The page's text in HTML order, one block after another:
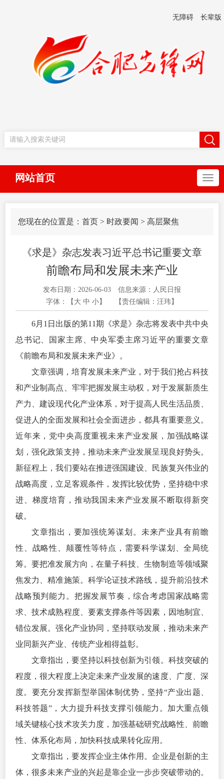
无障碍 长辈版
网站首页
您现在的位置是： 首页 > 时政要闻 > 高层聚焦
《求是》杂志发表习近平总书记重要文章
前瞻布局和发展未来产业
发布日期：2026-06-03
信息来源：人民日报
字体：【 大 中 小 】 【责任编辑：汪玮】
6月1日出版的第11期《求是》杂志将发表中共中央
总书记、国家主席、中央军委主席习近平的重要文章
《前瞻布局和发展未来产业》。
文章强调，培育发展未来产业，对于我们抢占科技
和产业制高点、牢牢把握发展主动权，对于发展新质生
产力、建设现代化产业体系，对于提高人民生活品质、
促进人的全面发展和社会全面进步，都具有重要意义。
近年来，党中央高度重视未来产业发展，加强战略谋
划，强化政策支持，推动未来产业发展呈现良好势头。
新征程上，我们要站在推进强国建设、民族复兴伟业的
战略高度，立足客观条件，发挥比较优势，坚持稳中求
进、梯度培育，推动我国未来产业发展不断取得新突
破。
文章指出，要加强统筹谋划。未来产业具有前瞻
性、战略性、颠覆性等特点，需要科学谋划、全局统
筹。要把准发展方向，在量子科技、生物制造等领域聚
焦发力、精准施策。科学论证技术路线，提升前沿技术
战略预判能力。把握发展节奏，综合考虑国家战略需
求、技术成熟程度、要素支撑条件等因素，因地制宜、
错位发展。强化产业协同，坚持联动发展，推动未来产
业同新兴产业、传统产业相得益彰。
文章指出，要坚持以科技创新为引领。科技突破的
程度，很大程度上决定未来产业发展的速度、广度、深
度。要充分发挥新型举国体制优势，坚持“产业出题、
科技答题”，大力提升科技支撑引领能力。加大重点领
域关键核心技术攻关力度，加强基础研究战略性、前瞻
性、体系化布局，加快科技成果转化应用。
文章指出，要发挥企业主体作用。企业是创新的主
体，很多未来产业的兴起是靠企业一步步突破带动的。